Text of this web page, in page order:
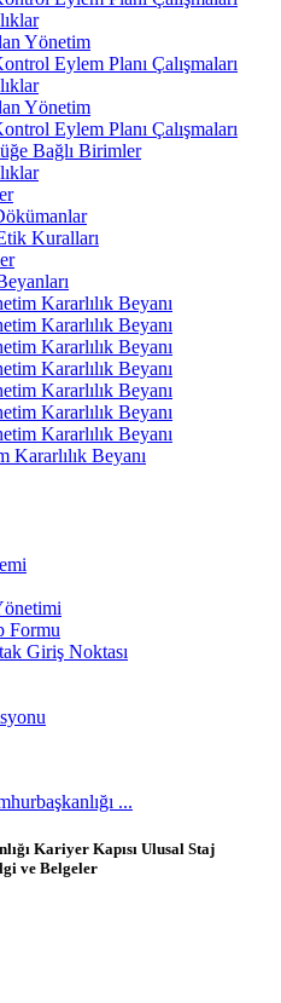
Yönetim
Eylem Planı Çalışmaları
Yönetim
Eylem Planı Çalışmaları
Bağlı Birimler
Kuralları
Kararlılık Beyanı
Kararlılık Beyanı
Kararlılık Beyanı
Kararlılık Beyanı
Kararlılık Beyanı
Kararlılık Beyanı
Kararlılık Beyanı
Kararlılık Beyanı
Formu
Giriş Noktası
...
Kariyer Kapısı Ulusal Staj
ve Belgeler